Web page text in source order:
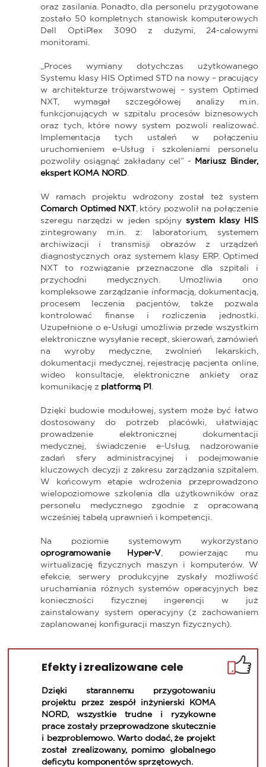
oraz zasilania. Ponadto, dla personelu przygotowane
zostało 50 kompletnych stanowisk komputerowych
Dell OptiPlex 3090 z dużymi, 24-calowymi
monitorami.
„Proces wymiany dotychczas użytkowanego
Systemu klasy HIS Optimed STD na nowy – pracujący
w architekturze trójwarstwowej – system Optimed
NXT, wymagał szczegółowej analizy m.in.
funkcjonujących w szpitalu procesów biznesowych
oraz tych, które nowy system pozwoli realizować.
Implementacja tych ustaleń w połączeniu
uruchomieniem e-Usług i szkoleniami personelu
pozwoliły osiągnąć zakładany cel” -
Mariusz Binder,
ekspert KOMA NORD.
W ramach projektu wdrożony został też system
Comarch Optimed NXT, który pozwolił na połączenie
szeregu narzędzi w jeden spójnysystem klasy HIS
zintegrowany m.in. z: laboratorium, systemem
archiwizacji i transmisji obrazów z urządzeń
diagnostycznych oraz systemem klasy ERP. Optimed
NXT to rozwiązanie przeznaczone dla szpitali i
przychodni medycznych. Umożliwia ono
kompleksowe zarządzanie informacją, dokumentacją,
procesem leczenia pacjentów, także pozwala
kontrolować finanse i rozliczenia jednostki.
Uzupełnione o e-Usługi umożliwia przede wszystkim
elektroniczne wysyłanie recept, skierowań, zamówień
na wyroby medyczne, zwolnień lekarskich,
dokumentacji medycznej, rejestrację pacjenta online,
wideo konsultacje, elektroniczne ankiety oraz
komunikację z platformą P1 .
Dzięki budowie modułowej, system może być łatwo
dostosowany do potrzeb placówki, ułatwiając
prowadzenie elektronicznej dokumentacji
medycznej, świadczenie e-Usług, nadzorowanie
zadań sfery administracyjnej i podejmowanie
kluczowych decyzji z zakresu zarządzania szpitalem.
W końcowym etapie wdrożenia przeprowadzono
wielopoziomowe szkolenia dla użytkowników oraz
personelu medycznego zgodnie z opracowaną
wcześniej tabelą uprawnień i kompetencji.
Na poziomie systemowym wykorzystano
oprogramowanie Hyper-V, powierzając mu
wirtualizację fizycznych maszyn i komputerów. W
efekcie, serwery produkcyjne zyskały możliwość
uruchamiania różnych systemów operacyjnych bez
konieczności fizycznej ingerencji w już
zainstalowany system operacyjny (z zachowaniem
zaplanowanej konfiguracji maszyn fizycznych).
Efekty i zrealizowane cele
Dzięki starannemu przygotowaniu
projektu przez zespół inżynierski KOMA
NORD, wszystkie trudne i ryzykowne
prace zostały przeprowadzone skutecznie
i bezproblemowo. Warto dodać, że projekt
został zrealizowany, pomimo globalnego
deficytu komponentów sprzętowych.